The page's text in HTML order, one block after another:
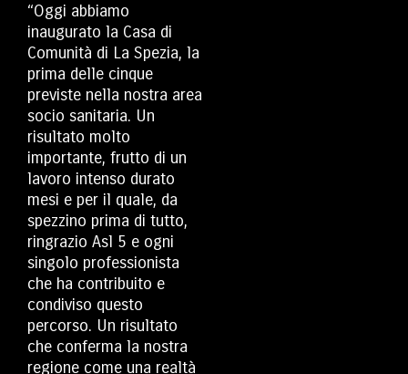
“Oggi abbiamo
inaugurato la Casa di
Comunità di La Spezia, la
prima delle cinque
previste nella nostra area
socio sanitaria. Un
risultato molto
importante, frutto di un
lavoro intenso durato
mesi e per il quale, da
spezzino prima di tutto,
ringrazio Asl 5 e ogni
singolo professionista
che ha contribuito e
condiviso questo
percorso. Un risultato
che conferma la nostra
regione come una realtà